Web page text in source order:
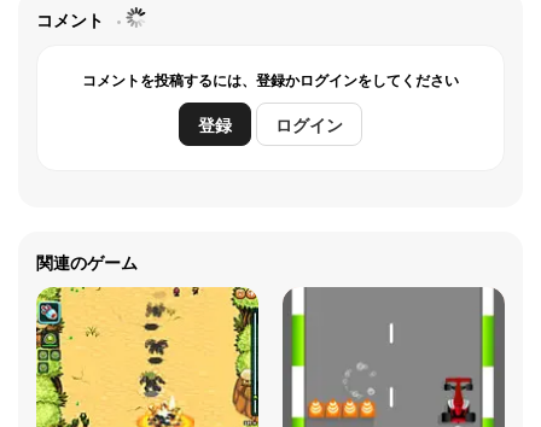
コメント
コメントを投稿するには、登録かログインをしてください
登録 ログイン
関連のゲーム